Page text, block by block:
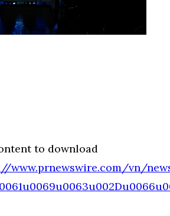
to download
www.prnewswire.com/vn/